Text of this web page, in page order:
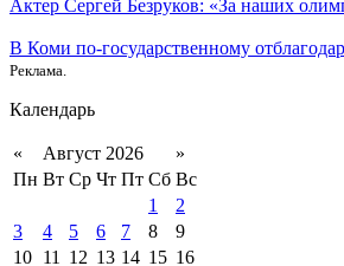
Актер Сергей Безруков: «За наших
В Коми по-государственному
Реклама.
Календарь
« Август 2026
»
Пн Вт Ср Чт Пт Сб Вс
1
2
3
4 5 6 7 8
9
10 11 12 13 14 15 16